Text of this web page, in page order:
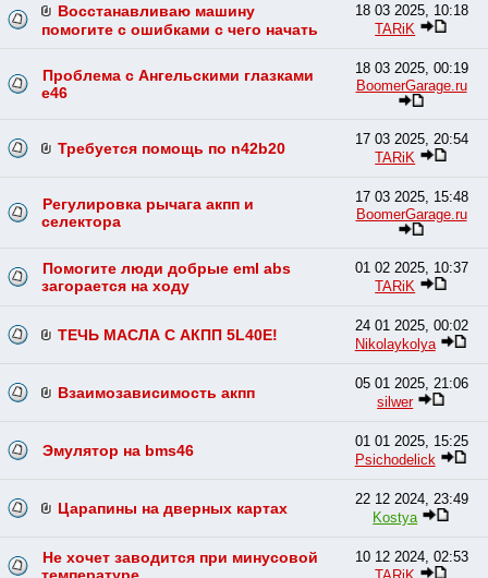
Восстанавливаю машину
помогите с ошибками с чего начать
18 03 2025, 10:18
TARiK
Проблема с Ангельскими глазками
е46
18 03 2025, 00:19
BoomerGarage.ru
Требуется помощь по n42b20
17 03 2025, 20:54
TARiK
Регулировка рычага акпп и
селектора
17 03 2025, 15:48
BoomerGarage.ru
Помогите люди добрые eml abs
загорается на ходу
01 02 2025, 10:37
TARiK
ТЕЧЬ МАСЛА С АКПП 5L40E!
24 01 2025, 00:02
Nikolaykolya
Взаимозависимость акпп
05 01 2025, 21:06
silwer
Эмулятор на bms46
01 01 2025, 15:25
Psichodelick
Царапины на дверных картах
22 12 2024, 23:49
Kostya
Не хочет заводится при минусовой
температуре
10 12 2024, 02:53
TARiK